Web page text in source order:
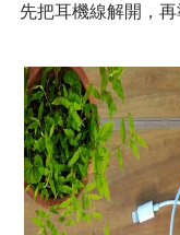
先把耳機線解開，